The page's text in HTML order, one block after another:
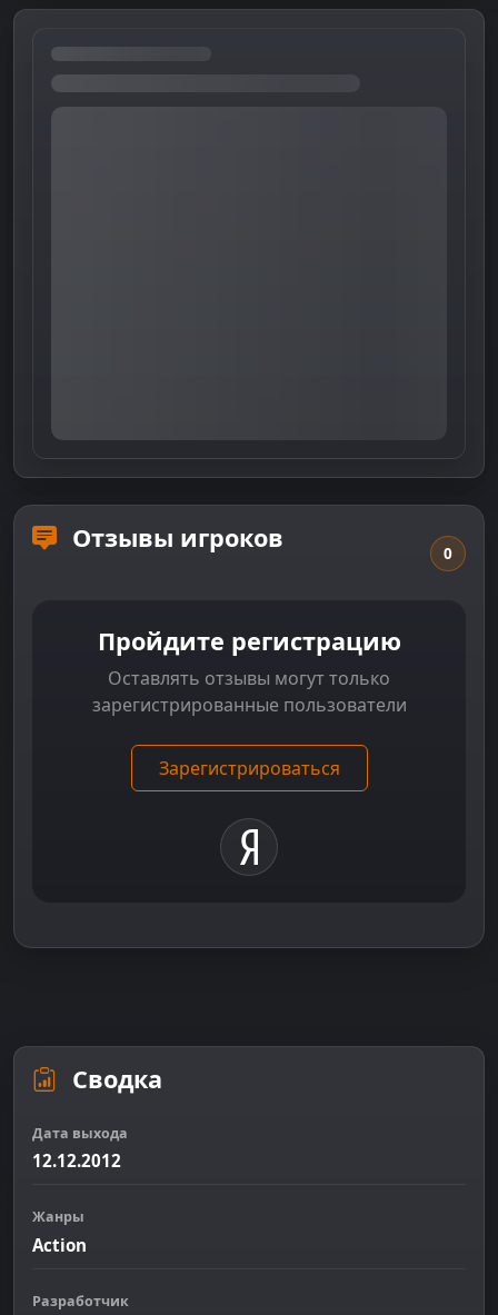
Отзывы игроков 0
Пройдите регистрацию
Оставлять отзывы могут только
зарегистрированные пользователи
Зарегистрироваться
Сводка
Дата выхода
12.12.2012
Жанры
Action
Разработчик